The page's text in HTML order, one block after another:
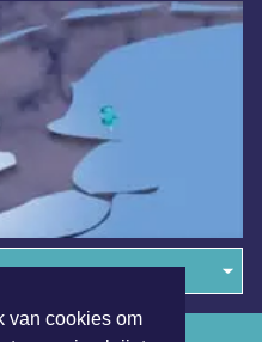
van cookies om